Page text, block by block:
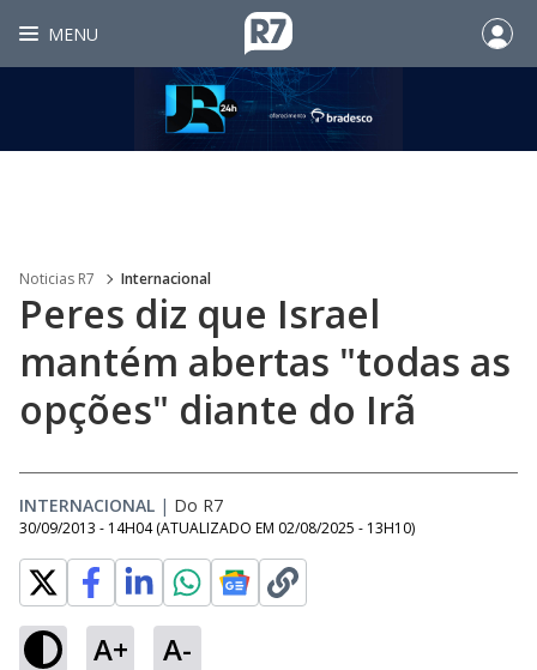
MENU
Noticias R7 Internacional
Peres diz que Israel
mantém abertas "todas as
opções" diante do Irã
INTERNACIONAL | Do R7
30/09/2013 - 14H04 (ATUALIZADO EM 02/08/2025 - 13H10)
A+ A-